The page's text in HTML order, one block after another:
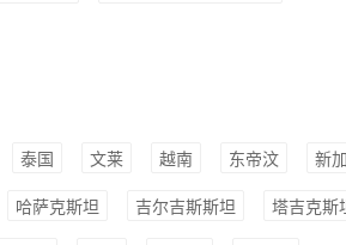
泰国 文莱 越南 东帝汶 新
哈萨克斯坦 吉尔吉斯斯坦 塔吉克斯